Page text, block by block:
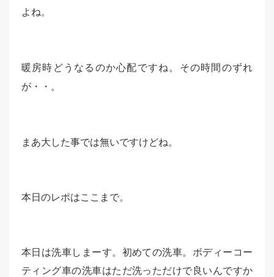
よね。
暖房時どうなるのか心配ですね。その時間のずれ
が・・。
まあ大した事では無いですけどね。
本日のレポはここまで。
本日は洗車しまーす。初めての洗車。ボディーコー
ティング車の洗車はただ洗っただけで良いんですか